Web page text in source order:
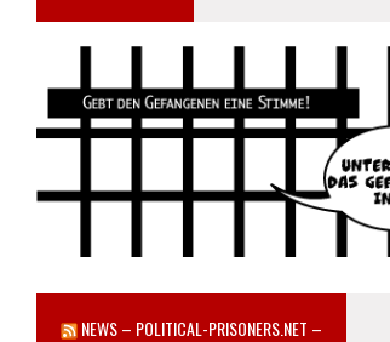
NEWS – POLITICAL-PRISONERS.NET –